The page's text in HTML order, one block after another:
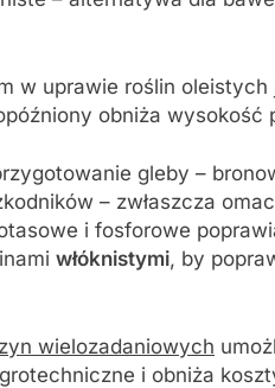
w uprawie roślin
obniża wysokość
gleby –
– zwłaszcza
i fosforowe
włóknistymi, by
wielozadaniowych
i obniża